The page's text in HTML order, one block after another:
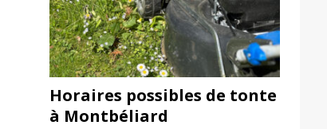
Horaires possibles de tonte
à Montbéliard